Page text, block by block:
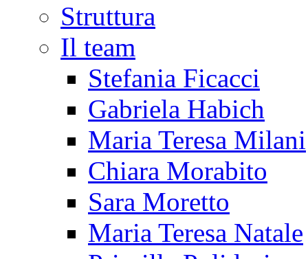
Struttura
Il team
Stefania Ficacci
Gabriela Habich
Maria Teresa Milani
Chiara Morabito
Sara Moretto
Maria Teresa Natale